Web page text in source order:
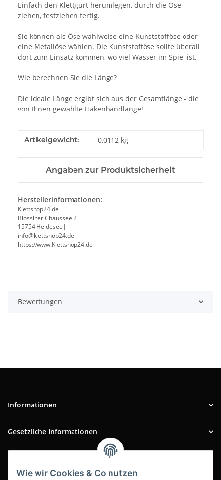
Wie wir Cookies & Co nutzen
Einfach den Klettgurt herumlegen, durch die Öse
ziehen, festziehen fertig.
Sie können als Öse wahlweise eine Kunststofföse oder
eine Metallöse wählen. Die Kunststofföse sollte überall
dort zum Einsatz kommen, wo viel Wasser im Spiel ist.
Wie berechnen Sie die Länge?
Die ideale Länge ergibt sich aus der Gesamtlänge - die
von Ihnen gewählte Hakenbandlänge!
Produkteigenschaft
Wert
Artikelgewicht: 0,0112 kg
Angaben zur Produktsicherheit
Herstellerinformationen:
Klettshop24.de
Blossiner Chaussee 2
15754 Heidesee|
info@klettshop24.de
https://www.Klettshop24.de
Bewertungen
Informationen
Gesetzliche Informationen